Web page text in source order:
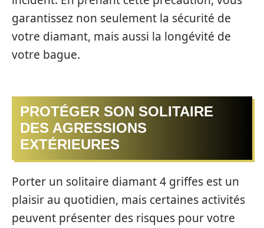
garantissez non seulement la sécurité de
votre diamant, mais aussi la longévité de
votre bague.
PROTÉGER SON SOLITAIRE
DES AGRESSIONS
EXTÉRIEURES
Porter un solitaire diamant 4 griffes est un
plaisir au quotidien, mais certaines activités
peuvent présenter des risques pour votre